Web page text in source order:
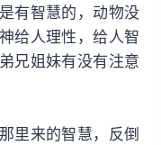
有智慧的，动物没
给人理性，给人智
兄姐妹有没有注意
里来的智慧，反倒